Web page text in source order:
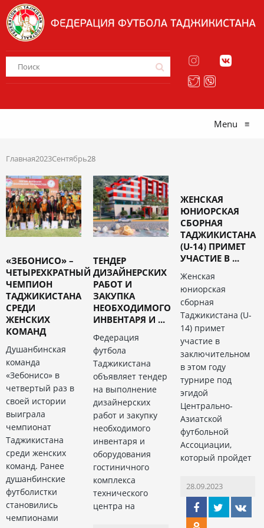
Menu ≡
Главная2023Сентябрь28
«ЗЕБОНИСО» –
ЧЕТЫРЕХКРАТНЫЙ
ЧЕМПИОН
ТАДЖИКИСТАНА
СРЕДИ
ЖЕНСКИХ
КОМАНД
Душанбинская
команда
«Зебонисо» в
четвертый раз в
своей истории
выиграла
чемпионат
Таджикистана
среди женских
команд. Ранее
душанбинские
футболистки
становились
чемпионами
ТЕНДЕР
ДИЗАЙНЕРСКИХ
РАБОТ И
ЗАКУПКА
НЕОБХОДИМОГО
ИНВЕНТАРЯ И ...
Федерация
футбола
Таджикистана
объявляет тендер
на выполнение
дизайнерских
работ и закупку
необходимого
инвентаря и
оборудования
гостиничного
комплекса
технического
центра на
ЖЕНСКАЯ
ЮНИОРСКАЯ
СБОРНАЯ
ТАДЖИКИСТАНА
(U-14) ПРИМЕТ
УЧАСТИЕ В ...
Женская
юниорская
сборная
Таджикистана (U-
14) примет
участие в
заключительном
в этом году
турнире под
эгидой
Центрально-
Азиатской
футбольной
Ассоциации,
который пройдет
28.09.2023